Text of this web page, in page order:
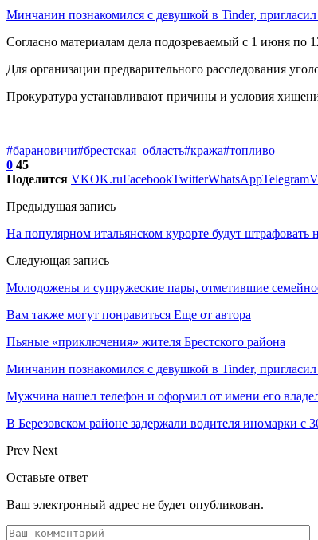
Минчанин познакомился с девушкой в Tinder,
Согласно материалам дела подозреваемый с 1 июня по
Для организации предварительного расследования
Прокуратура устанавливают причины и условия
#барановичи#брестская_область#кража#топливо
0 45
Поделится VKOK.ruFacebookTwitterWhatsAppTelegram
Предыдущая запись
На популярном итальянском курорте будут штрафовать
Следующая запись
Молодожены и супружеские пары, отметившие
Вам также могут понравиться Еще от автора
Пьяные «приключения» жителя Брестского района
Минчанин познакомился с девушкой в Tinder,
Мужчина нашел телефон и оформил от имени его
В Березовском районе задержали водителя иномарки с
Prev Next
Оставьте ответ
Ваш электронный адрес не будет опубликован.